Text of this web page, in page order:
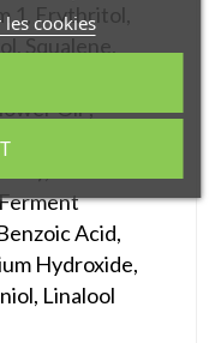
1, Erythritol,
Squalene,
Root
Oil*,
Acid,
Hydroxide,
Linalool
cookies